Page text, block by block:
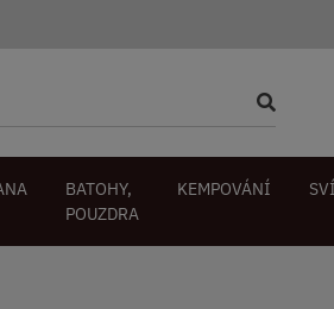
BATOHY,
POUZDRA
KEMPOVÁNÍ